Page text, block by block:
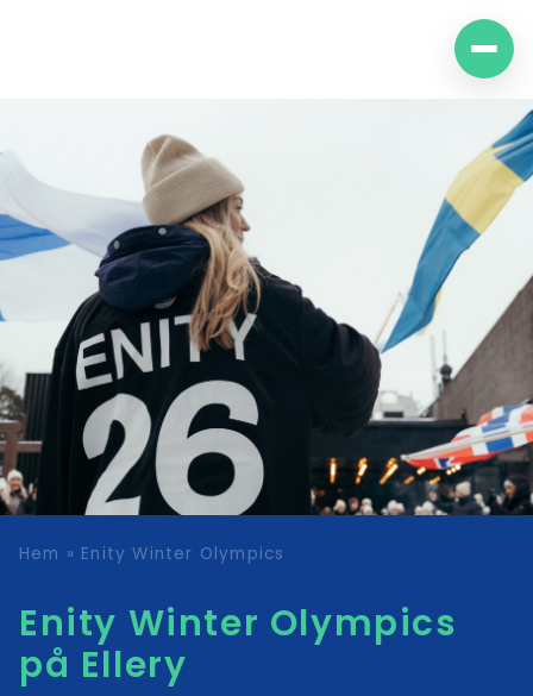
Hem » Enity Winter Olympics
Enity Winter Olympics
på Ellery